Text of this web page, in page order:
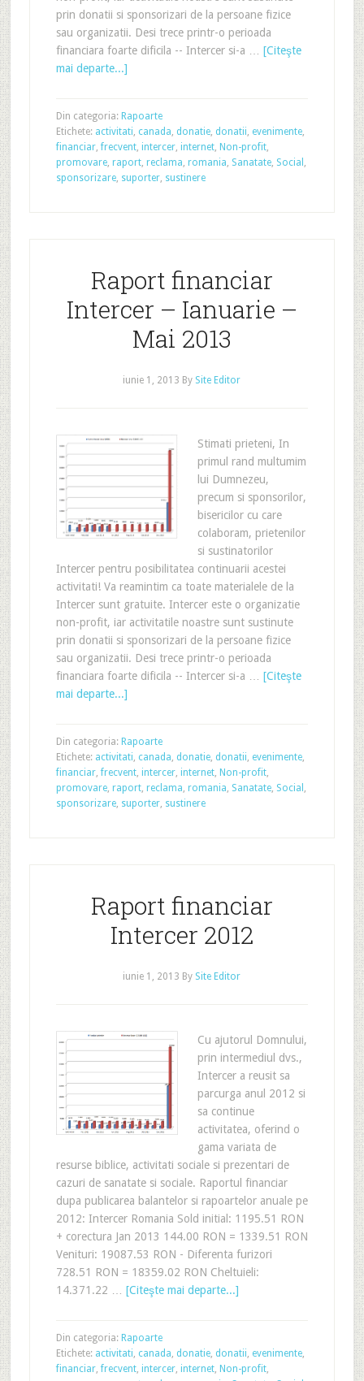
prin donatii si sponsorizari de la persoane fizice
sau organizatii. Desi trece printr-o perioada
financiara foarte dificila -- Intercer si-a … [Citeşte
mai departe...]
Din categoria: Rapoarte
Etichete: activitati, canada, donatie, donatii, evenimente,
financiar,frecvent, intercer, internet, Non-profit,
promovare, raport, reclama, romania, Sanatate, Social ,
sponsorizare, suporter, sustinere
Raport financiar
Intercer – Ianuarie –
Mai 2013
iunie 1, 2013 By Site Editor
Stimati prieteni, In
primul rand multumim
lui Dumnezeu,
precum si sponsorilor,
bisericilor cu care
colaboram, prietenilor
si sustinatorilor
Intercer pentru posibilitatea continuarii acestei
activitati! Va reamintim ca toate materialele de la
Intercer sunt gratuite. Intercer este o organizatie
non-profit, iar activitatile noastre sunt sustinute
prin donatii si sponsorizari de la persoane fizice
sau organizatii. Desi trece printr-o perioada
financiara foarte dificila -- Intercer si-a … [Citeşte
mai departe...]
Din categoria: Rapoarte
Etichete: activitati, canada, donatie, donatii, evenimente,
financiar,frecvent, intercer, internet, Non-profit,
promovare, raport, reclama, romania, Sanatate, Social ,
sponsorizare, suporter, sustinere
Raport financiar
Intercer 2012
iunie 1, 2013 By Site Editor
Cu ajutorul Domnului,
prin intermediul dvs.,
Intercer a reusit sa
parcurga anul 2012 si
sa continue
activitatea, oferind o
gama variata de
resurse biblice, activitati sociale si prezentari de
cazuri de sanatate si sociale. Raportul financiar
dupa publicarea balantelor si rapoartelor anuale pe
2012: Intercer Romania Sold initial: 1195.51 RON
+ corectura Jan 2013 144.00 RON = 1339.51 RON
Venituri: 19087.53 RON - Diferenta furizori
728.51 RON = 18359.02 RON Cheltuieli:
14.371.22 … [Citeşte mai departe...]
Din categoria: Rapoarte
Etichete: activitati, canada, donatie, donatii, evenimente,
financiar,frecvent, intercer, internet, Non-profit,